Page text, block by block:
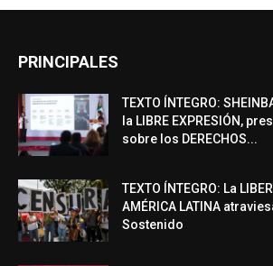
PRINCIPALES
TEXTO ÍNTEGRO:
la LIBRE EXPRESIÓN,
sobre los DERECHOS...
TEXTO ÍNTEGRO: La
AMÉRICA LATINA
Sostenido